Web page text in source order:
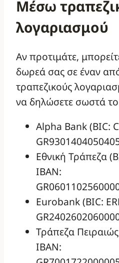
Μέσω
λογαριασμού
Αν προτιμάτε,
δωρεά σας σε έναν
τραπεζικούς
να δηλώσετε σωστά
Alpha Bank (BIC:
Εθνική Τράπεζα
IBAN:
Eurobank (BIC:
Τράπεζα
IBAN: